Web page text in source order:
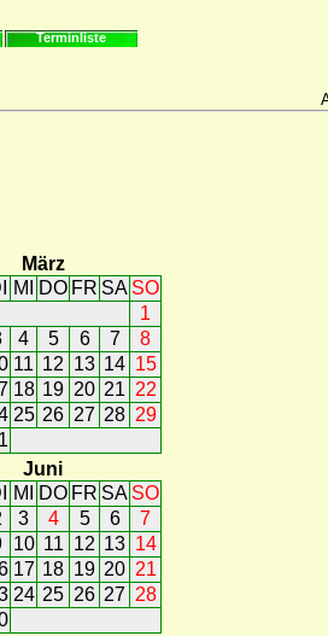
Terminliste
März
MI DO FR SA SO
1
4 5 6 7
8
11 12 13 14 15
18 19 20 21 22
25 26 27 28 29
Juni
MI DO FR SA SO
3 4 5 6
7
10 11 12 13 14
17 18 19 20 21
24 25 26 27 28